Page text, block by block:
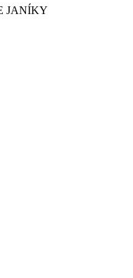
JANÍKY